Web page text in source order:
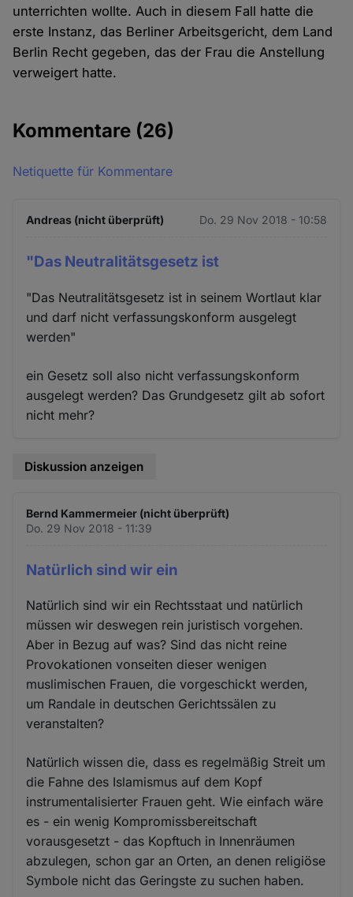
unterrichten wollte. Auch in diesem Fall hatte die
erste Instanz, das Berliner Arbeitsgericht, dem Land
Berlin Recht gegeben, das der Frau die Anstellung
verweigert hatte.
Kommentare (26)
Netiquette für Kommentare
Andreas (nicht überprüft) Do. 29 Nov 2018 - 10:58
"Das Neutralitätsgesetz ist
"Das Neutralitätsgesetz ist in seinem Wortlaut klar
und darf nicht verfassungskonform ausgelegt
werden"
ein Gesetz soll also nicht verfassungskonform
ausgelegt werden? Das Grundgesetz gilt ab sofort
nicht mehr?
Diskussion anzeigen
Bernd Kammermeier (nicht überprüft)
Do. 29 Nov 2018 - 11:39
Natürlich sind wir ein
Natürlich sind wir ein Rechtsstaat und natürlich
müssen wir deswegen rein juristisch vorgehen.
Aber in Bezug auf was? Sind das nicht reine
Provokationen vonseiten dieser wenigen
muslimischen Frauen, die vorgeschickt werden,
um Randale in deutschen Gerichtssälen zu
veranstalten?
Natürlich wissen die, dass es regelmäßig Streit um
die Fahne des Islamismus auf dem Kopf
instrumentalisierter Frauen geht. Wie einfach wäre
es - ein wenig Kompromissbereitschaft
vorausgesetzt - das Kopftuch in Innenräumen
abzulegen, schon gar an Orten, an denen religiöse
Symbole nicht das Geringste zu suchen haben.